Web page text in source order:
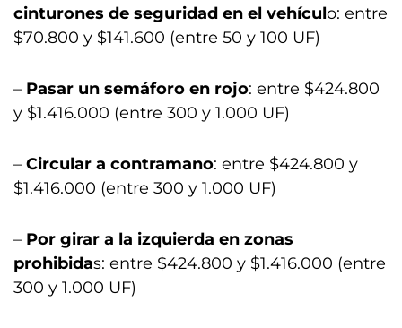
cinturones de seguridad en el vehículo: entre
$70.800 y $141.600 (entre 50 y 100 UF)
– Pasar un semáforo en rojo: entre $424.800
y $1.416.000 (entre 300 y 1.000 UF)
– Circular a contramano: entre $424.800 y
$1.416.000 (entre 300 y 1.000 UF)
– Por girar a la izquierda en zonas
prohibidas: entre $424.800 y $1.416.000 (entre
300 y 1.000 UF)